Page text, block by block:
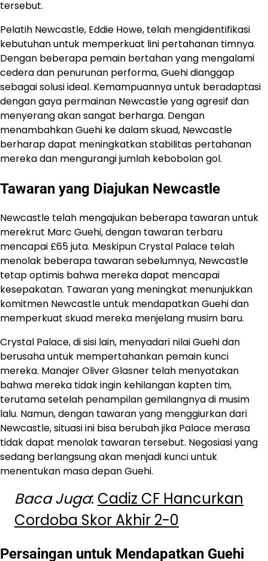
tersebut.
Pelatih Newcastle, Eddie Howe, telah mengidentifikasi
kebutuhan untuk memperkuat lini pertahanan timnya.
Dengan beberapa pemain bertahan yang mengalami
cedera dan penurunan performa, Guehi dianggap
sebagai solusi ideal. Kemampuannya untuk beradaptasi
dengan gaya permainan Newcastle yang agresif dan
menyerang akan sangat berharga. Dengan
menambahkan Guehi ke dalam skuad, Newcastle
berharap dapat meningkatkan stabilitas pertahanan
mereka dan mengurangi jumlah kebobolan gol.
Tawaran yang Diajukan Newcastle
Newcastle telah mengajukan beberapa tawaran untuk
merekrut Marc Guehi, dengan tawaran terbaru
mencapai £65 juta. Meskipun Crystal Palace telah
menolak beberapa tawaran sebelumnya, Newcastle
tetap optimis bahwa mereka dapat mencapai
kesepakatan. Tawaran yang meningkat menunjukkan
komitmen Newcastle untuk mendapatkan Guehi dan
memperkuat skuad mereka menjelang musim baru.
Crystal Palace, di sisi lain, menyadari nilai Guehi dan
berusaha untuk mempertahankan pemain kunci
mereka. Manajer Oliver Glasner telah menyatakan
bahwa mereka tidak ingin kehilangan kapten tim,
terutama setelah penampilan gemilangnya di musim
lalu. Namun, dengan tawaran yang menggiurkan dari
Newcastle, situasi ini bisa berubah jika Palace merasa
tidak dapat menolak tawaran tersebut. Negosiasi yang
sedang berlangsung akan menjadi kunci untuk
menentukan masa depan Guehi.
Baca Juga: Cadiz CF Hancurkan
Cordoba Skor Akhir 2-0
Persaingan untuk Mendapatkan Guehi